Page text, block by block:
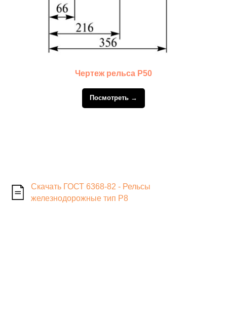
Чертеж рельса Р50
Посмотреть →
Скачать ГОСТ 6368-82 - Рельсы
железнодорожные тип Р8